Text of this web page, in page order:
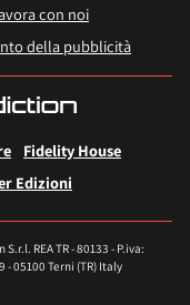
con noi
della pubblicità
Fidelity House
Edizioni
REA TR - 80133 - P.iva:
- 05100 Terni (TR) Italy